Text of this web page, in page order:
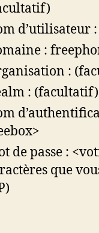
d’utilisateur
:
:
: (facultatif)
de passe :
que